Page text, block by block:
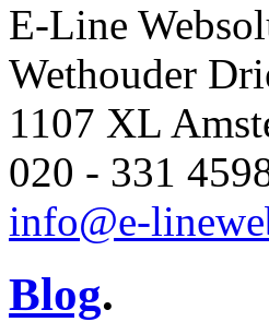
E-Line
Wethouder
1107 XL
020 - 331
info@e-
Blog.